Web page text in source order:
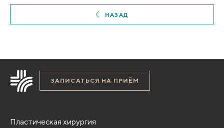
НАЗАД
ЗАПИСАТЬСЯ НА ПРИЁМ
Пластическая хирургия